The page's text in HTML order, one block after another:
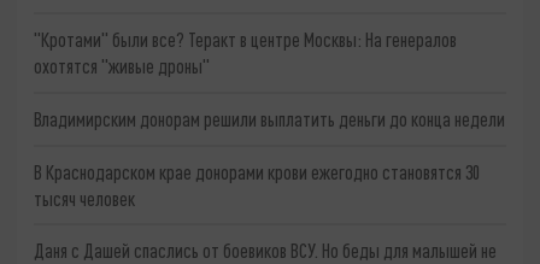
"Кротами" были все? Теракт в центре Москвы: На генералов
охотятся "живые дроны"
Владимирским донорам решили выплатить деньги до конца недели
В Краснодарском крае донорами крови ежегодно становятся 30
тысяч человек
Даня с Дашей спаслись от боевиков ВСУ. Но беды для малышей не